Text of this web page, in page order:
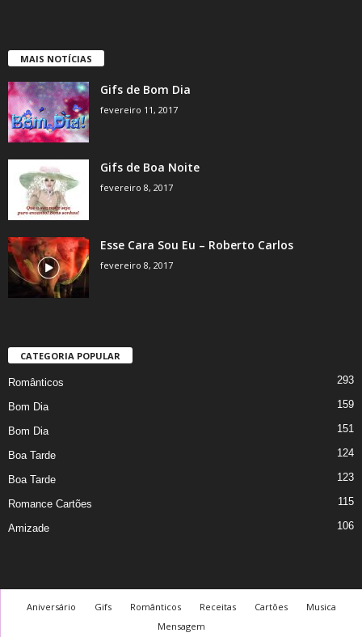
MAIS NOTÍCIAS
Gifs de Bom Dia
fevereiro 11, 2017
Gifs de Boa Noite
fevereiro 8, 2017
Esse Cara Sou Eu – Roberto Carlos
fevereiro 8, 2017
CATEGORIA POPULAR
Românticos 293
Bom Dia 159
Bom Dia 151
Boa Tarde 124
Boa Tarde 123
Romance Cartões 115
Amizade 106
Aniversário Gifs Românticos Receitas Cartões
Musica
Mensagem